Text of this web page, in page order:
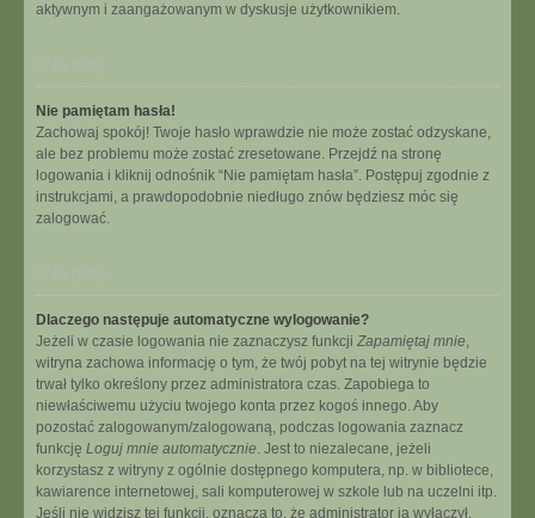
aktywnym i zaangażowanym w dyskusje użytkownikiem.
Na górę
Nie pamiętam hasła!
Zachowaj spokój! Twoje hasło wprawdzie nie może zostać odzyskane,
ale bez problemu może zostać zresetowane. Przejdź na stronę
logowania i kliknij odnośnik “Nie pamiętam hasła”. Postępuj zgodnie z
instrukcjami, a prawdopodobnie niedługo znów będziesz móc się
zalogować.
Na górę
Dlaczego następuje automatyczne wylogowanie?
Jeżeli w czasie logowania nie zaznaczysz funkcji Zapamiętaj mnie,
witryna zachowa informację o tym, że twój pobyt na tej witrynie będzie
trwał tylko określony przez administratora czas. Zapobiega to
niewłaściwemu użyciu twojego konta przez kogoś innego. Aby
pozostać zalogowanym/zalogowaną, podczas logowania zaznacz
funkcję Loguj mnie automatycznie. Jest to niezalecane, jeżeli
korzystasz z witryny z ogólnie dostępnego komputera, np. w bibliotece,
kawiarence internetowej, sali komputerowej w szkole lub na uczelni itp.
Jeśli nie widzisz tej funkcji, oznacza to, że administrator ją wyłączył.